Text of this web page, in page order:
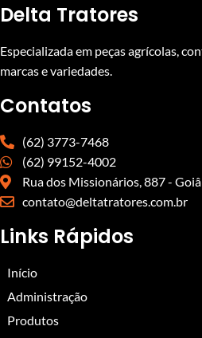
Delta Tratores
Especializada em peças agrícolas,
marcas e variedades.
Contatos
(62) 3773-7468
(62) 99152-4002
Rua dos Missionários, 887 -
contato@deltatratores.com.br
Links Rápidos
Início
Administração
Produtos